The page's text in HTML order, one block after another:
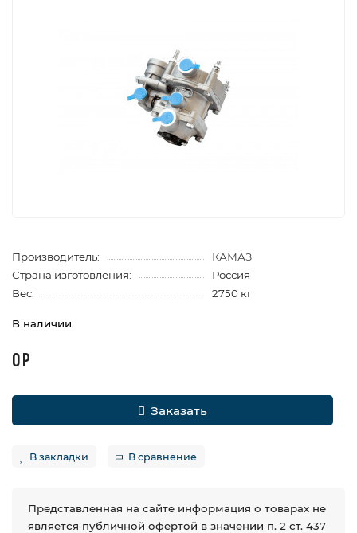
Производитель:
КАМАЗ
Страна изготовления:
Россия
Вес:
2750 кг
В наличии
0 Р
Заказать
В закладки В сравнение
Представленная на сайте информация о товарах не
является публичной офертой в значении п. 2 ст. 437